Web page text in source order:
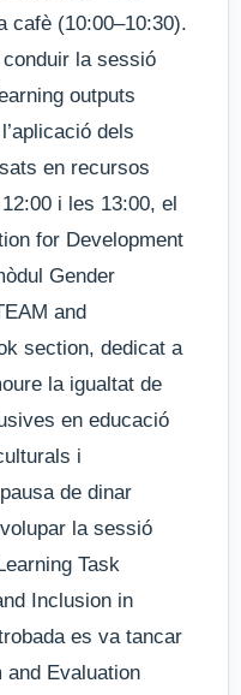
cafè (10:00–10:30).
la sessió
outputs
dels
en recursos
i les 13:00, el
for Development
Gender
and
section, dedicat a
la igualtat de
en educació
i
de dinar
la sessió
Task
Inclusion in
es va tancar
and Evaluation